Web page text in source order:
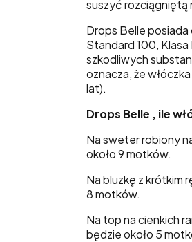
suszyć rozciągniętą
Drops Belle
Standard 100, Klasa
szkodliwych
oznacza, że
lat).
Drops Belle , ile
Na sweter robiony
około 9 motków.
Na bluzkę z krótkim
8 motków.
Na top na cienkich
będzie około 5